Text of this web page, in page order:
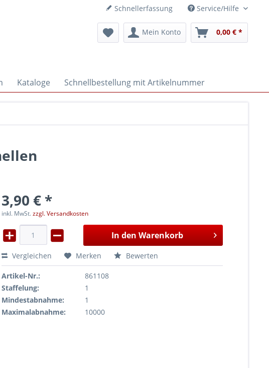
Schnellerfassung Service/Hilfe
Mein Konto 0,00 € *
Kataloge Schnellbestellung mit Artikelnummer
3,90 € *
inkl. MwSt.zzgl. Versandkosten
In den Warenkorb
Vergleichen Merken Bewerten
Artikel-Nr.:
861108
Staffelung:
1
Mindestabnahme:
1
Maximalabnahme:
10000